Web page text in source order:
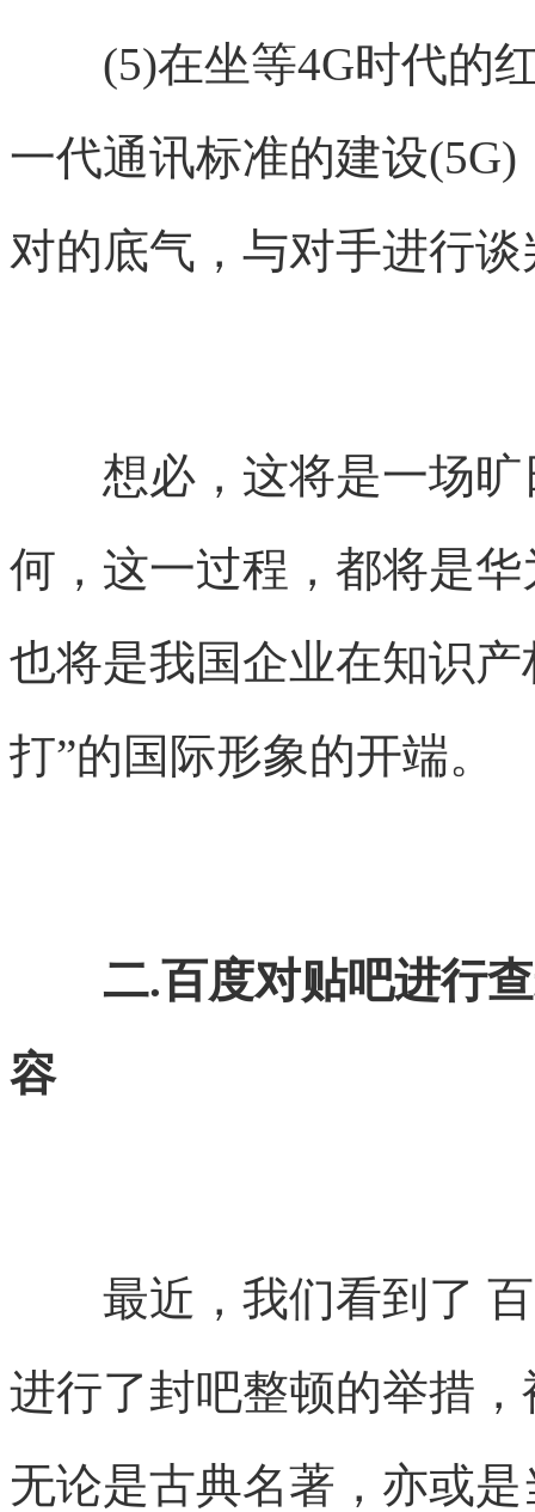
(5)在坐等4G时代的红
一代通讯标准的建设
对的底气，与对手进行谈
想必，这将是一场旷
何，这一过程，都将是
也将是我国企业在知识
打”的国际形象的开端。
二.百度对贴吧进行
容
最近，我们看到了 百
进行了封吧整顿的举措
无论是古典名著，亦或